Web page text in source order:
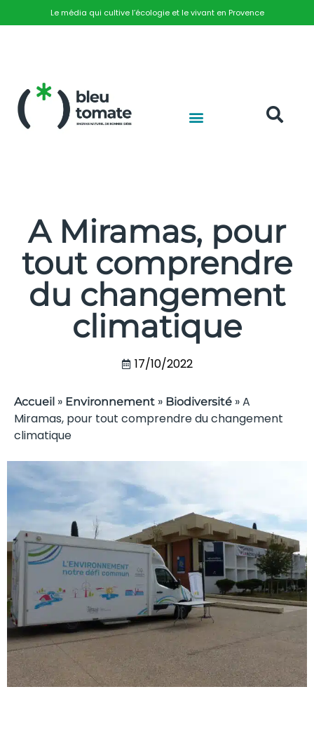
Le média qui cultive l’écologie et le vivant en Provence
A Miramas, pour
tout comprendre
du changement
climatique
17/10/2022
Accueil » Environnement » Biodiversité »A
Miramas, pour tout comprendre du changement
climatique